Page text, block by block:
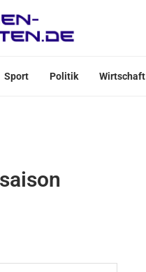
Sport Politik Wirtschaft